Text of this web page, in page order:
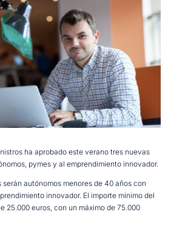
ha aprobado este verano tres nuevas
pymes y al emprendimiento innovador.
serán autónomos menores de 40 años con
innovador. El importe mínimo del
25.000 euros, con un máximo de 75.000